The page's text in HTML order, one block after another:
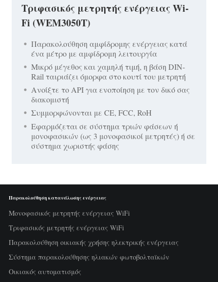
Τριφασικός μετρητής ενέργειας Wi-
Fi (WEM3050T)
Παρακολούθηση αμφίδρομης ενέργειας κατά
ένα μέτρο με αμφίδρομη λειτουργία
Μικρό μέγεθος και χαμηλή τιμή, η βάση DIN-
Rail ταιριάζει όμορφα στο κουτί του μετρητή
Ανοίξτε το API για ενοποίηση με τον δικό σας
διακομιστή
Συμμορφώνονται με CE, FCC, RoH
Εφαρμόζεται σε σύστημα τριών φάσεων ή
μονοφασικών (ως 3 μονοφασικοί μετρητές) ή σε
σύστημα χωριστής φάσης
Παρακολούθηση κατανάλωσης ενέργειας
Μονοφασικός μετρητής ενέργειας WiFi
Τριφασικός μετρητής ενέργειας WiFi
Παρακολούθηση οικιακής χρήσης ηλεκτρικής ενέργειας
Σύστημα παρακολούθησης ηλιακών φωτοβολταϊκών
Οικιακός αυτοματισμός